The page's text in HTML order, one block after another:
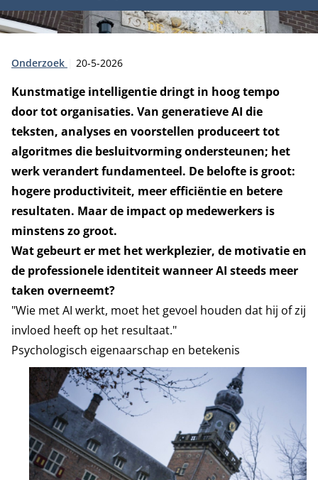
Type:
Onderzoek Publicatiedatum:
20-5-2026
Kunstmatige intelligentie dringt in hoog tempo
door tot organisaties. Van generatieve AI die
teksten, analyses en voorstellen produceert tot
algoritmes die besluitvorming ondersteunen; het
werk verandert fundamenteel. De belofte is groot:
hogere productiviteit, meer efficiëntie en betere
resultaten. Maar de impact op medewerkers is
minstens zo groot.
Wat gebeurt er met het werkplezier, de motivatie en
de professionele identiteit wanneer AI steeds meer
taken overneemt?
"Wie met AI werkt, moet het gevoel houden dat hij of zij
invloed heeft op het resultaat."
Psychologisch eigenaarschap en betekenis